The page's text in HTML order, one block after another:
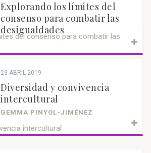
Explorando los límites del
consenso para combatir las
desigualdades
23 ABRIL 2019
Diversidad y convivencia
intercultural
GEMMA PINYOL-JIMÉNEZ